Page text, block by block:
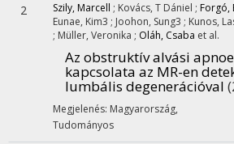
2 Szily, Marcell ; Kovács, T Dániel ; Forgó,
Eunae, Kim3 ; Joohon, Sung3 ; Kunos,
; Müller, Veronika ; Oláh, Csaba et al.
Az obstruktív alvási
kapcsolata az MR-en
lumbális degenerációval
Megjelenés: Magyarország,
Tudományos